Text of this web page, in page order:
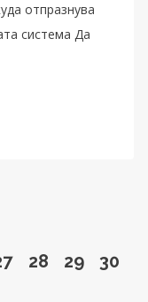
отпразнува
система Да
page
to page
Go to page
28 Go to
29 Go
30
to next page